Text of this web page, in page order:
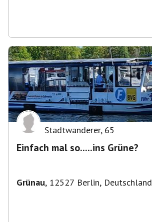
Stadtwanderer, 65
Einfach mal so.....ins Grüne?
Grünau, 12527 Berlin, Deutschland